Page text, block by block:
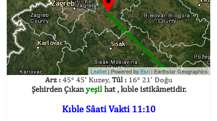
Leaflet| Powered by Esri | Earthstar Geographics
Arz :45° 45' Kuzey, Tûl :16° 21' Doğu
Şehirden Çıkanyeşilhat , kıble istikâmetidir.
Kıble Sâati Vakti 11:10